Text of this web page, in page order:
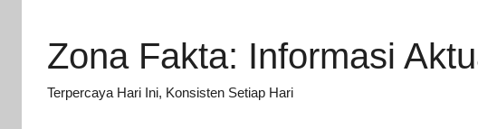
content
Zona Fakta: Informasi
Terpercaya Hari Ini, Konsisten Setiap Hari